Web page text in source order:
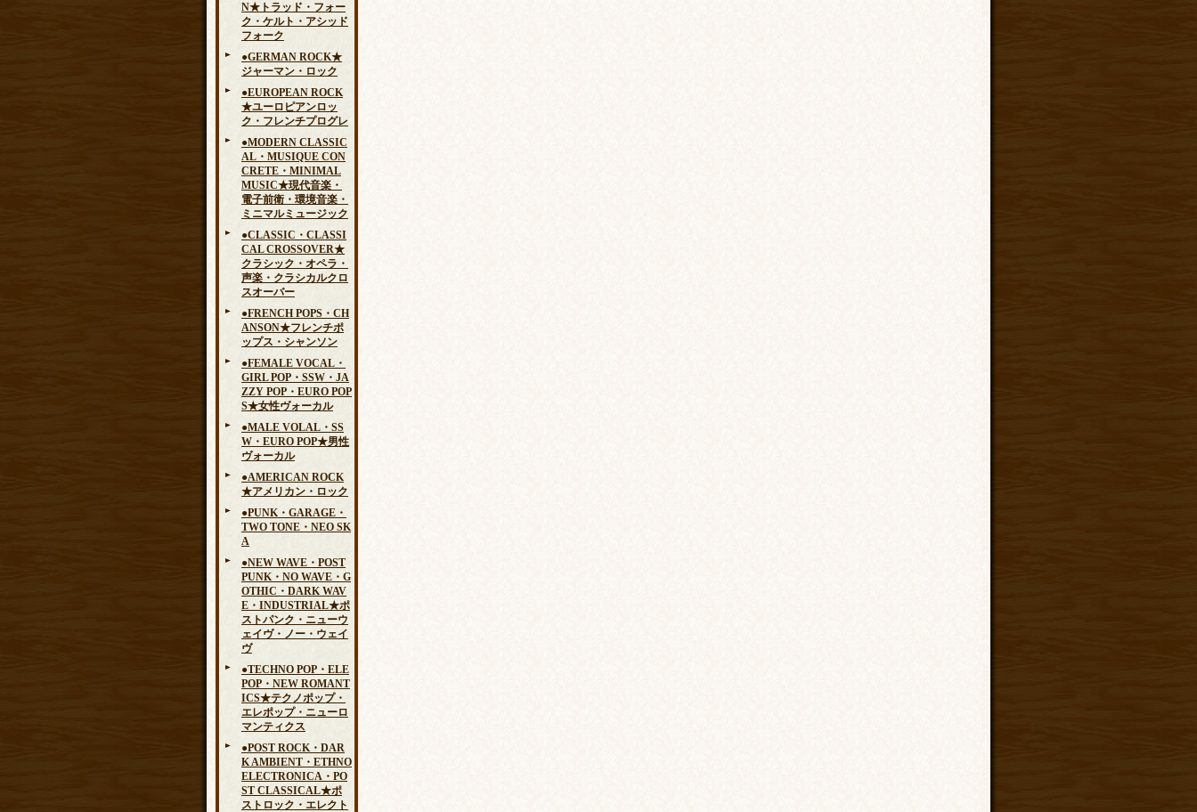
N★トラッド・フォー
ク・ケルト・アシッド
フォーク
●GERMAN ROCK★
ジャーマン・ロック
●EUROPEAN ROCK
★ユーロピアンロッ
ク・フレンチプログレ
●MODERN CLASSIC
AL・MUSIQUE CON
CRETE・MINIMAL
MUSIC★現代音楽・
電子前衛・環境音楽・
ミニマルミュージック
●CLASSIC・CLASSI
CAL CROSSOVER★
クラシック・オペラ・
声楽・クラシカルクロ
スオーバー
●FRENCH POPS・CH
ANSON★フレンチポ
ップス・シャンソン
●FEMALE VOCAL・
GIRL POP・SSW・JA
ZZY POP・EURO POP
S★女性ヴォーカル
●MALE VOLAL・SS
W・EURO POP★男性
ヴォーカル
●AMERICAN ROCK
★アメリカン・ロック
●PUNK・GARAGE・
TWO TONE・NEO SK
A
●NEW WAVE・POST
PUNK・NO WAVE・G
OTHIC・DARK WAV
E・INDUSTRIAL★ポ
ストパンク・ニューウ
ェイヴ・ノー・ウェイ
ヴ
●TECHNO POP・ELE
POP・NEW ROMANT
ICS★テクノポップ・
エレポップ・ニューロ
マンティクス
●POST ROCK・DAR
K AMBIENT・ETHNO
ELECTRONICA・PO
ST CLASSICAL★ポ
ストロック・エレクト